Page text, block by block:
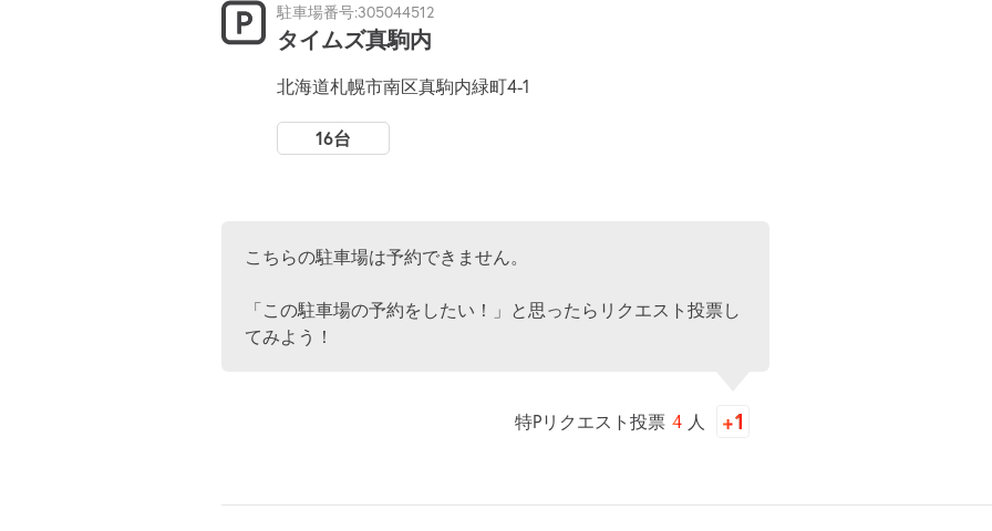
駐車場番号:305044512
タイムズ真駒内
北海道札幌市南区真駒内緑町4-1
16台
こちらの駐車場は予約できません。
「この駐車場の予約をしたい！」と思ったらリクエスト投票し
てみよう！
特Pリクエスト投票 4 人